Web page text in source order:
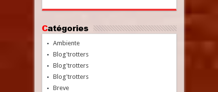
Catégories
Ambiente
Blog'trotters
Blog'trotters
Blog'trotters
Breve